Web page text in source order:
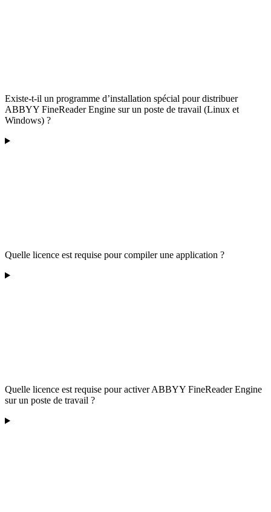
Existe-t-il un programme d’installation spécial pour distribuer
ABBYY FineReader Engine sur un poste de travail (Linux et
Windows) ?
Quelle licence est requise pour compiler une application ?
Quelle licence est requise pour activer ABBYY FineReader Engine
sur un poste de travail ?